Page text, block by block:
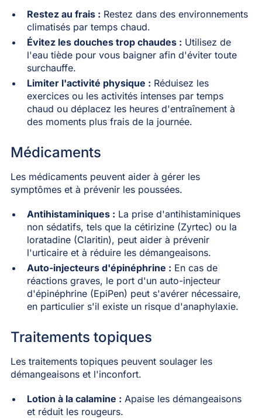
Restez au frais : Restez dans des environnements
climatisés par temps chaud.
Évitez les douches trop chaudes : Utilisez de
l'eau tiède pour vous baigner afin d'éviter toute
surchauffe.
Limiter l'activité physique : Réduisez les
exercices ou les activités intenses par temps
chaud ou déplacez les heures d'entraînement à
des moments plus frais de la journée.
Médicaments
Les médicaments peuvent aider à gérer les
symptômes et à prévenir les poussées.
Antihistaminiques : La prise d'antihistaminiques
non sédatifs, tels que la cétirizine (Zyrtec) ou la
loratadine (Claritin), peut aider à prévenir
l'urticaire et à réduire les démangeaisons.
Auto-injecteurs d'épinéphrine : En cas de
réactions graves, le port d'un auto-injecteur
d'épinéphrine (EpiPen) peut s'avérer nécessaire,
en particulier s'il existe un risque d'anaphylaxie.
Traitements topiques
Les traitements topiques peuvent soulager les
démangeaisons et l'inconfort.
Lotion à la calamine : Apaise les démangeaisons
et réduit les rougeurs.